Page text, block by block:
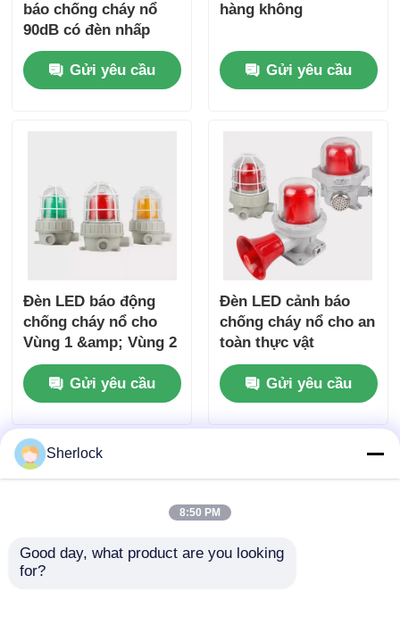
báo chống cháy nổ
90dB có đèn nhấp
nháy
Gửi yêu cầu
hàng không
Gửi yêu cầu
Đèn LED báo động
chống cháy nổ cho
Vùng 1 &amp; Vùng 2
Gửi yêu cầu
Đèn LED cảnh báo
chống cháy nổ cho an
toàn thực vật
Gửi yêu cầu
Sherlock
8:50 PM
Good day, what product are you looking
for?